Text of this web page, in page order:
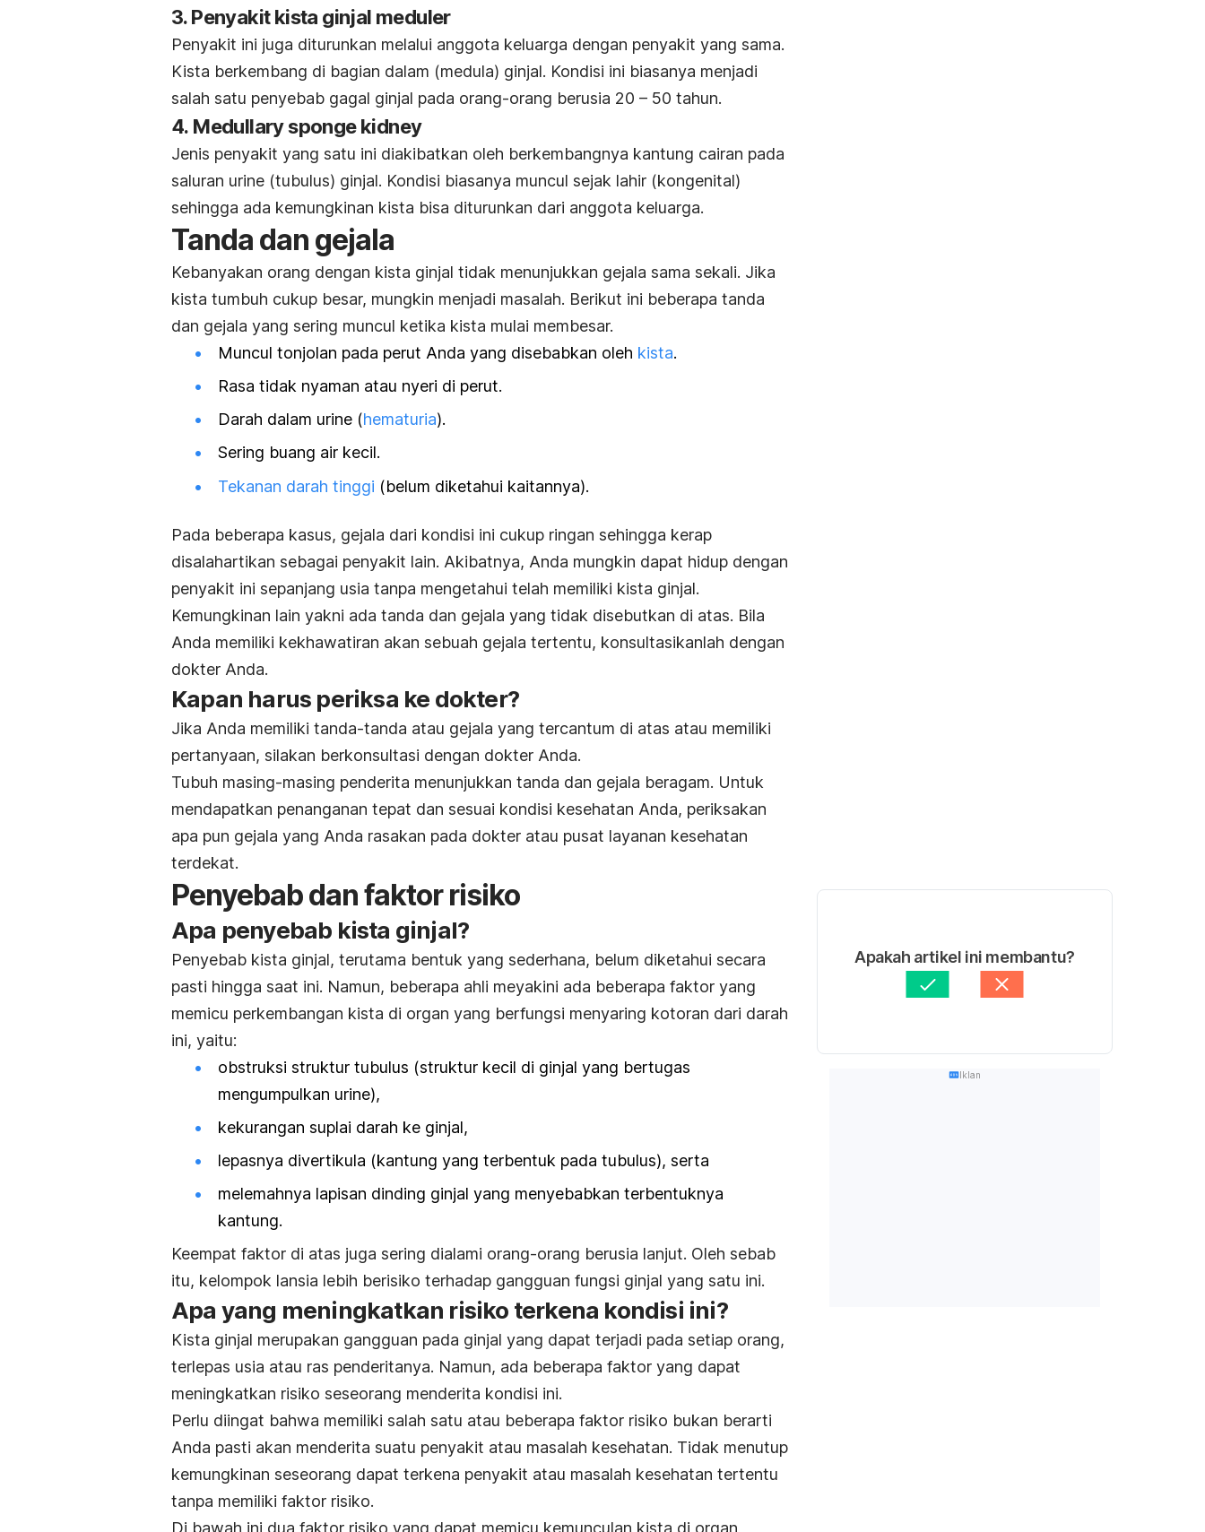
3. Penyakit kista ginjal meduler
Penyakit ini juga diturunkan melalui anggota keluarga dengan penyakit yang sama.
Kista berkembang di bagian dalam (medula) ginjal. Kondisi ini biasanya menjadi
salah satu penyebab gagal ginjal pada orang-orang berusia 20 – 50 tahun.
4. Medullary sponge kidney
Jenis penyakit yang satu ini diakibatkan oleh berkembangnya kantung cairan pada
saluran urine (tubulus) ginjal. Kondisi biasanya muncul sejak lahir (kongenital)
sehingga ada kemungkinan kista bisa diturunkan dari anggota keluarga.
Tanda dan gejala
Kebanyakan orang dengan kista ginjal tidak menunjukkan gejala sama sekali. Jika
kista tumbuh cukup besar, mungkin menjadi masalah. Berikut ini beberapa tanda
dan gejala yang sering muncul ketika kista mulai membesar.
Muncul tonjolan pada perut Anda yang disebabkan oleh kista.
Rasa tidak nyaman atau nyeri di perut.
Darah dalam urine (hematuria).
Sering buang air kecil.
Tekanan darah tinggi (belum diketahui kaitannya).
Pada beberapa kasus, gejala dari kondisi ini cukup ringan sehingga kerap
disalahartikan sebagai penyakit lain. Akibatnya, Anda mungkin dapat hidup dengan
penyakit ini sepanjang usia tanpa mengetahui telah memiliki kista ginjal.
Kemungkinan lain yakni ada tanda dan gejala yang tidak disebutkan di atas. Bila
Anda memiliki kekhawatiran akan sebuah gejala tertentu, konsultasikanlah dengan
dokter Anda.
Kapan harus periksa ke dokter?
Jika Anda memiliki tanda-tanda atau gejala yang tercantum di atas atau memiliki
pertanyaan, silakan berkonsultasi dengan dokter Anda.
Tubuh masing-­masing penderita menunjukkan tanda dan gejala beragam. Untuk
mendapatkan penanganan tepat dan sesuai kondisi kesehatan Anda, periksakan
apa pun gejala yang Anda rasakan pada dokter atau pusat layanan kesehatan
terdekat.
Penyebab dan faktor risiko
Apa penyebab kista ginjal?
Penyebab kista ginjal, terutama bentuk yang sederhana, belum diketahui secara
pasti hingga saat ini. Namun, beberapa ahli meyakini ada beberapa faktor yang
memicu perkembangan kista di organ yang berfungsi menyaring kotoran dari darah
ini, yaitu:
obstruksi struktur tubulus (struktur kecil di ginjal yang bertugas
mengumpulkan urine),
kekurangan suplai darah ke ginjal,
lepasnya divertikula (kantung yang terbentuk pada tubulus), serta
melemahnya lapisan dinding ginjal yang menyebabkan terbentuknya
kantung.
Keempat faktor di atas juga sering dialami orang-orang berusia lanjut. Oleh sebab
itu, kelompok lansia lebih berisiko terhadap gangguan fungsi ginjal yang satu ini.
Apa yang meningkatkan risiko terkena kondisi ini?
Kista ginjal merupakan gangguan pada ginjal yang dapat terjadi pada setiap orang,
terlepas usia atau ras penderitanya. Namun, ada beberapa faktor yang dapat
meningkatkan risiko seseorang menderita kondisi ini.
Perlu diingat bahwa memiliki salah satu atau beberapa faktor risiko bukan berarti
Anda pasti akan menderita suatu penyakit atau masalah kesehatan. Tidak menutup
kemungkinan seseorang dapat terkena penyakit atau masalah kesehatan tertentu
tanpa memiliki faktor risiko.
Apakah artikel ini membantu?
Iklan